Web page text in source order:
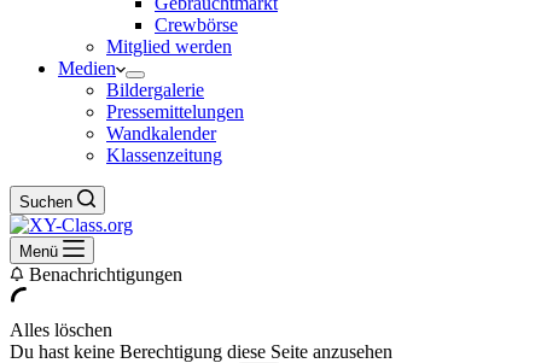
Crewbörse
Mitglied werden
Medien
Bildergalerie
Pressemittelungen
Wandkalender
Klassenzeitung
Suchen
Menü
Benachrichtigungen
Alles löschen
Du hast keine Berechtigung diese Seite anzusehen